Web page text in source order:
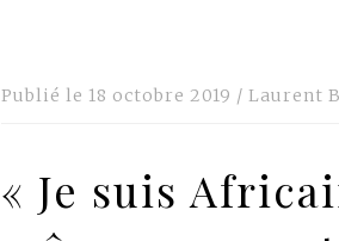
Publié le 18 octobre 2019 / Laurent
« Je suis